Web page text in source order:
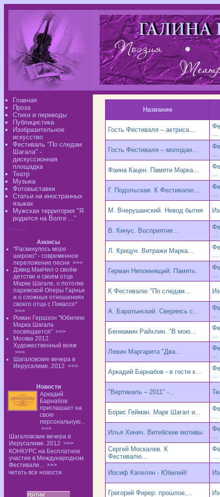
Главная
Проза
Стихи и переводы
Публицистика
Изобразительное
искусство
Фестиваль "По следам
Шагала" -
дискуссионная
площадка
Театр
Музыка
Фотовыставки
Статьи на иностранных
языках
Мужская территория "Я
родился на Волге ..."
Анонсы:
Анонсы
"Раскинулось море
широко" - современное
переложение песни >>>
Дэвид МакНил о своём
детстве и своём отце
Марке Шагале, о потолке
парижской Оперы Гарнье
и о сложных отношениях
своего отца с Пикассо*
>>>
Роман Гершзон "Юбилею
Марка Шагала
посвящается" >>>
Москва 2012.
Художественный вояж
>>>
Шагаловские вечера в
Иерусалиме. 2012 >>>
Новости
Аркадий
Барнабов
приглашает на
свою
персональную...
>>>
Шагаловские вечера в
Иерусалиме. 2012 >>>
КОНКУРС на Бесплатное
участие в Международном
Фестивале... >>>
читать все новости
Название
Гость Фестиваля – актриса...
...
Гость Фестиваля – молодая...
...
Фаина Кацен. Памяти Марка...
...
Г. Подольская. К Фестивалю...
...
М. Вчерушанский. Невод бытия
В. Кинус. Восприятие...
...
Л. Крицун. Витражи Марка...
...
Герман Непомнящий. Память.
...
К Фестивалю "По следам...
А. Баратынский. Сверяясь с...
...
Бениамин Райхлин. "В мою...
...
Левин Маргарита "Два...
...
Аркадий Барнабов - в гости к...
...
"Вертикаль – 2011" -...
Борис Гейман. Марк Шагал и...
...
Илья Хинич. Витебские мотивы
...
Сергей Москалев. К
Фестивалю...
...
Иосиф Капелян - Юбилей!
Григорий Фирер: прошлое,...